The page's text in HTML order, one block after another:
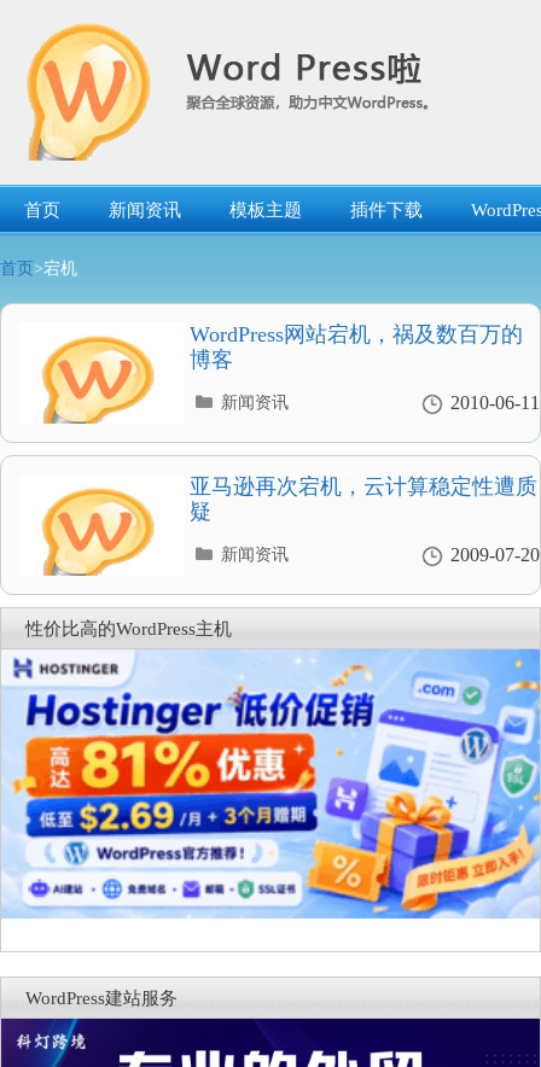
首页 新闻资讯 模板主题 插件下载
首页 >宕机
WordPress网站宕机，祸及数百万的
博客
2010-06-11
分
录
新闻资讯
亚马逊再次宕机，云计算稳定性遭质
疑
2009-07-20
分
录
新闻资讯
性价比高的WordPress主机
WordPress建站服务